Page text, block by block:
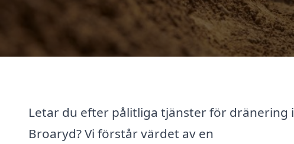
Letar du efter pålitliga tjänster för dränering i
Broaryd? Vi förstår värdet av en